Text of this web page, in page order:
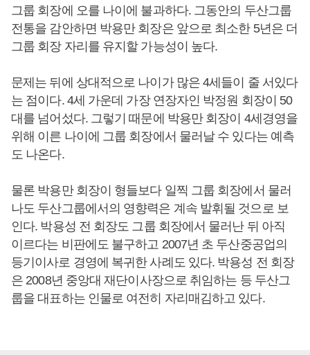
그룹 회장에 오를 나이에 불과하다. 그동안의 두산그룹
전통을 감안하면 박용만 회장은 앞으로 최소한 5년은 더
그룹 회장 자리를 유지할 가능성이 높다.
문제는 뒤에 상대적으로 나이가 많은 4세들이 줄 서있다
는 점이다. 4세 가운데 가장 연장자인 박정원 회장이 50
대를 넘어섰다. 그렇기 때문에 박용만 회장이 4세경영을
위해 이른 나이에 그룹 회장에서 물러날 수 있다는 예측
도 나온다.
물론 박용만 회장이 형들보다 일찍 그룹 회장에서 물러
나도 두산그룹에서의 영향력은 계속 발휘될 것으로 보
인다. 박용성 전 회장도 그룹 회장에서 물러난 뒤 아직
이르다는 비판에도 불구하고 2007년 초 두산중공업의
등기이사로 경영에 복귀한 사례도 있다. 박용성 전 회장
은 2008년 중앙대 재단이사장으로 취임하는 등 두산그
룹을 대표하는 인물로 여전히 자리매김하고 있다.